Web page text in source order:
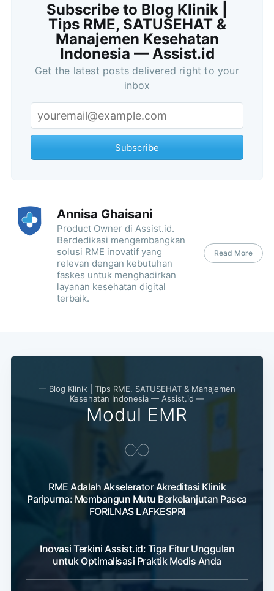
Subscribe to Blog Klinik |
Tips RME, SATUSEHAT &
Manajemen Kesehatan
Indonesia — Assist.id
Get the latest posts delivered right to your
inbox
Subscribe
Annisa Ghaisani
Product Owner di Assist.id.
Berdedikasi mengembangkan
solusi RME inovatif yang
relevan dengan kebutuhan
faskes untuk menghadirkan
layanan kesehatan digital
terbaik.
Read More
— Blog Klinik | Tips RME, SATUSEHAT & Manajemen
Kesehatan Indonesia — Assist.id —
Modul EMR
RME Adalah Akselerator Akreditasi Klinik
Paripurna: Membangun Mutu Berkelanjutan Pasca
FORILNAS LAFKESPRI
Inovasi Terkini Assist.id: Tiga Fitur Unggulan
untuk Optimalisasi Praktik Medis Anda